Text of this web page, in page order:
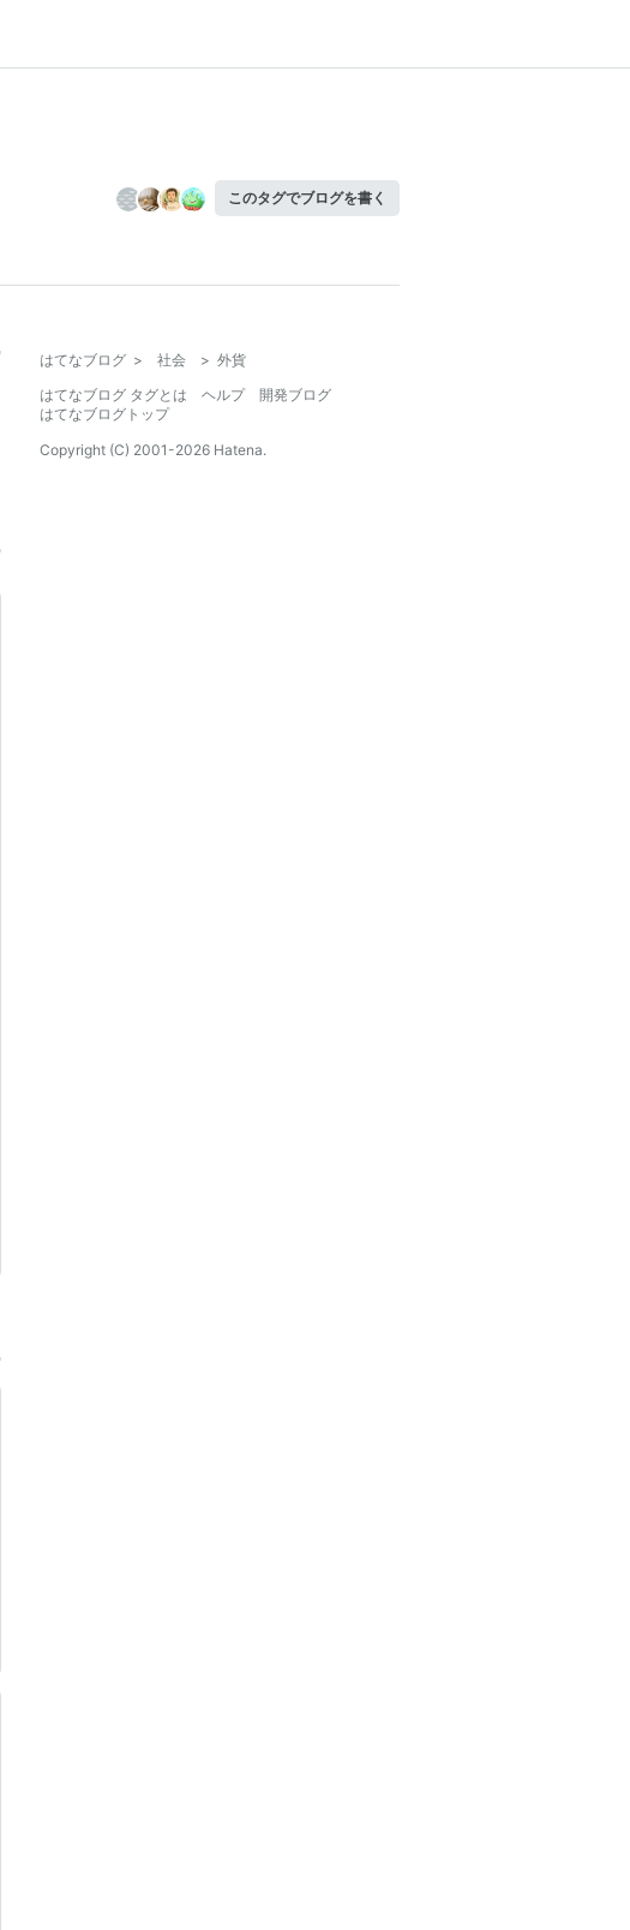
このタグでブログを書く
はてなブログ > 社会 > 外貨
はてなブログ タグとは
ヘルプ
開発ブログ
はてなブログトップ
Copyright (C) 2001-2026 Hatena.